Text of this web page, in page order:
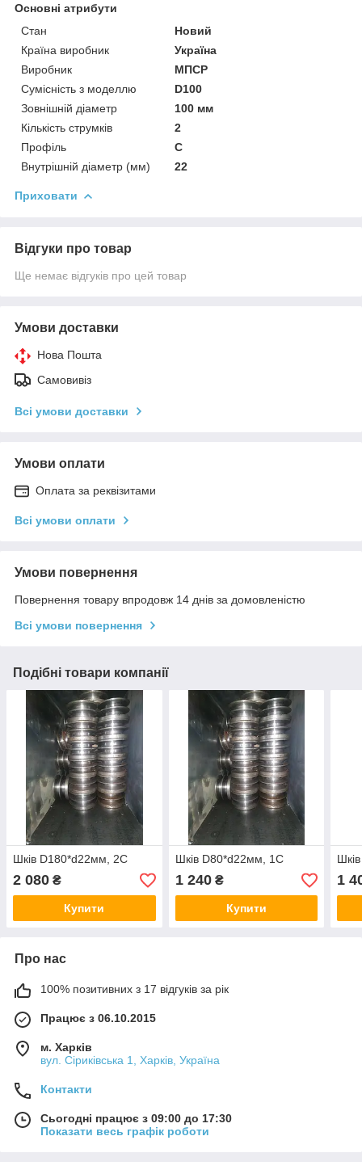
Основні атрибути
Стан
Новий
Країна виробник
Україна
Виробник
МПСР
Сумісність з моделлю
D100
Зовнішній діаметр
100 мм
Кількість струмків
2
Профіль
С
Внутрішній діаметр (мм)
22
Приховати
Відгуки про товар
Ще немає відгуків про цей товар
Умови доставки
Нова Пошта
Самовивіз
Всі умови доставки
Умови оплати
Оплата за реквізитами
Всі умови оплати
Умови повернення
Повернення товару впродовж 14 днів за домовленістю
Всі умови повернення
Подібні товари компанії
Шків D180*d22мм, 2С
2 080 ₴
Купити
Шків D80*d22мм, 1С
1 240₴
Купити
1
Про нас
100% позитивних з 17 відгуків за рік
Працює з 06.10.2015
м. Харків
вул. Сіриківська 1, Харків, Україна
Контакти
Сьогодні працює з 09:00 до 17:30
Показати весь графік роботи